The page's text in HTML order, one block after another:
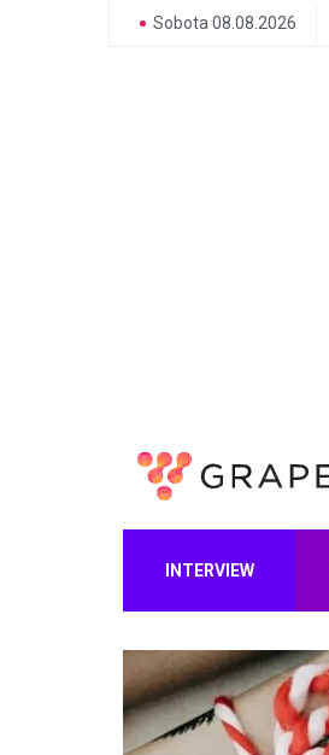
Sobota 08.08.2026
INTERVIEW